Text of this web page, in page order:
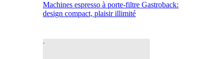
Machines espresso à porte-filtre Gastroback:
design compact, plaisir illimité